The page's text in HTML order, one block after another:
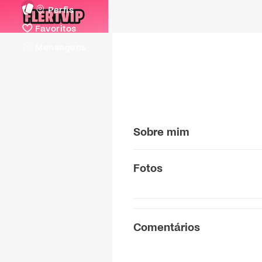
Perfis
Favoritos
Sobre mim
Fotos
Comentários